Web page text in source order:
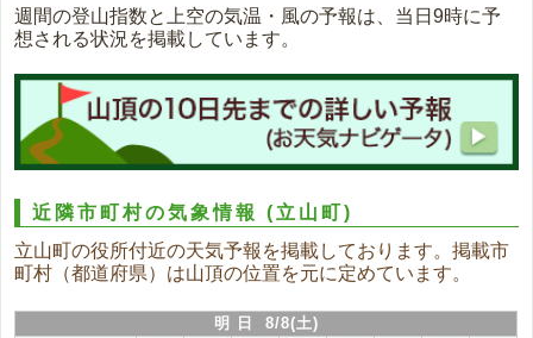
週間の登山指数と上空の気温・風の予報は、当日9時に予
想される状況を掲載しています。
近隣市町村の気象情報(立山町)
立山町の役所付近の天気予報を掲載しております。掲載市
町村（都道府県）は山頂の位置を元に定めています。
明 日 8/8(土)